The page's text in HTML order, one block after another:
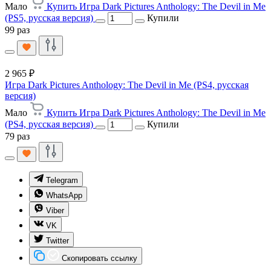
Мало
Купить Игра Dark Pictures Anthology: The Devil in Me
(PS5, русская версия)
Купили
99 раз
2 965 ₽
Игра Dark Pictures Anthology: The Devil in Me (PS4, русская
версия)
Мало
Купить Игра Dark Pictures Anthology: The Devil in Me
(PS4, русская версия)
Купили
79 раз
Telegram
WhatsApp
Viber
VK
Twitter
Скопировать ссылку